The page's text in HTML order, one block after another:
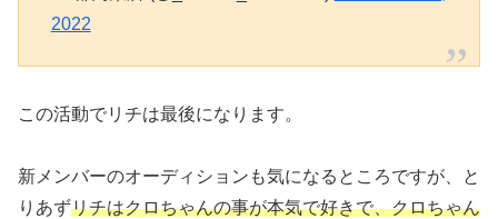
2022
この活動でリチは最後になります。
新メンバーのオーディションも気になるところですが、と
りあずリチはクロちゃんの事が本気で好きで、クロちゃん